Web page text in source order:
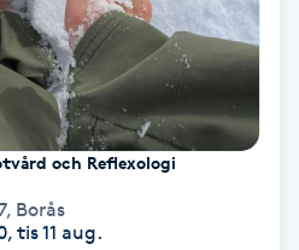
och Reflexologi
, Borås
tis 11 aug.